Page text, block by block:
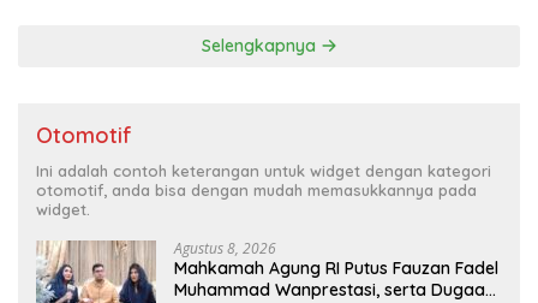
Selengkapnya
Otomotif
Ini adalah contoh keterangan untuk widget dengan kategori
otomotif, anda bisa dengan mudah memasukkannya pada
widget.
Agustus 8, 2026
Mahkamah Agung RI Putus Fauzan Fadel
Muhammad Wanprestasi, serta Dugaan